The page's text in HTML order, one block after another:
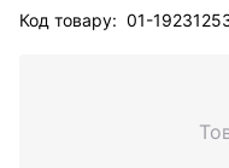
Код товару: 01-